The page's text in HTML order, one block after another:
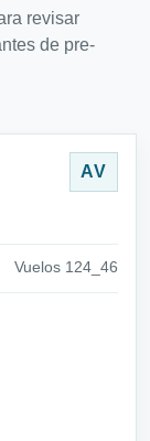
revisar
de pre-
AV
Vuelos 124_46